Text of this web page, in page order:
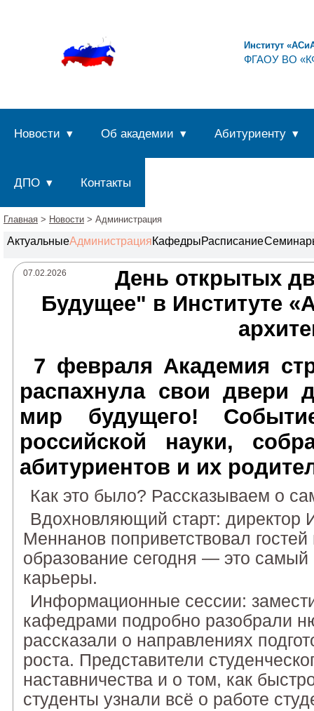
Институт
ФГАОУ ВО
Новости Об академии Абитуриенту
ДПО Контакты
Главная > Новости > Администрация
АктуальныеАдминистрацияКафедрыРасписание
07.02.2026
День открытых
Будущее" в Институте
7 февраля Академия
распахнула свои двери
мир будущего!
российской науки,
абитуриентов и их
Как это было? Рассказываем о
Вдохновляющий старт: директор
Меннанов поприветствовал
образование сегодня — это
карьеры.
Информационные сессии:
кафедрами подробно разобрали
рассказали о направлениях
роста. Представители
наставничества и о том, как
студенты узнали всё о работе